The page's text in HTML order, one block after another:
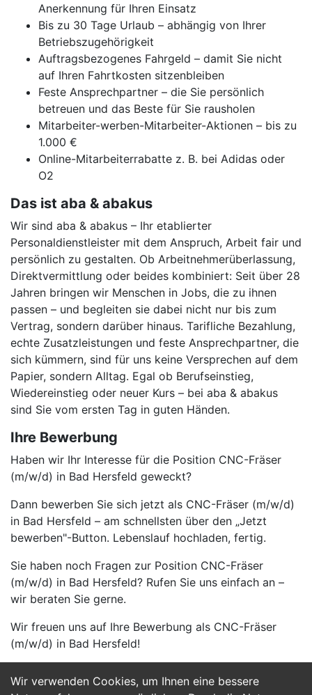
Wir verwenden Cookies, um Ihnen eine bessere
Anerkennung für Ihren Einsatz
Bis zu 30 Tage Urlaub – abhängig von Ihrer
Betriebszugehörigkeit
Auftragsbezogenes Fahrgeld – damit Sie nicht
auf Ihren Fahrtkosten sitzenbleiben
Feste Ansprechpartner – die Sie persönlich
betreuen und das Beste für Sie rausholen
Mitarbeiter-werben-Mitarbeiter-Aktionen – bis zu
1.000 €
Online-Mitarbeiterrabatte z. B. bei Adidas oder
O2
Das ist aba & abakus
Wir sind aba & abakus – Ihr etablierter
Personaldienstleister mit dem Anspruch, Arbeit fair und
persönlich zu gestalten. Ob Arbeitnehmerüberlassung,
Direktvermittlung oder beides kombiniert: Seit über 28
Jahren bringen wir Menschen in Jobs, die zu ihnen
passen – und begleiten sie dabei nicht nur bis zum
Vertrag, sondern darüber hinaus. Tarifliche Bezahlung,
echte Zusatzleistungen und feste Ansprechpartner, die
sich kümmern, sind für uns keine Versprechen auf dem
Papier, sondern Alltag. Egal ob Berufseinstieg,
Wiedereinstieg oder neuer Kurs – bei aba & abakus
sind Sie vom ersten Tag in guten Händen.
Ihre Bewerbung
Haben wir Ihr Interesse für die Position CNC-Fräser
(m/w/d) in Bad Hersfeld geweckt?
Dann bewerben Sie sich jetzt als CNC-Fräser (m/w/d)
in Bad Hersfeld – am schnellsten über den „Jetzt
bewerben"-Button. Lebenslauf hochladen, fertig.
Sie haben noch Fragen zur Position CNC-Fräser
(m/w/d) in Bad Hersfeld? Rufen Sie uns einfach an –
wir beraten Sie gerne.
Wir freuen uns auf Ihre Bewerbung als CNC-Fräser
(m/w/d) in Bad Hersfeld!